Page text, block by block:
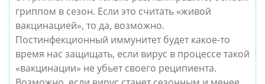
гриппом в сезон. Если это считать «живой
вакцинацией», то да, возможно.
Постинфекционный иммунитет будет какое-то
время нас защищать, если вирус в процессе такой
«вакцинации» не убьет своего реципиента.